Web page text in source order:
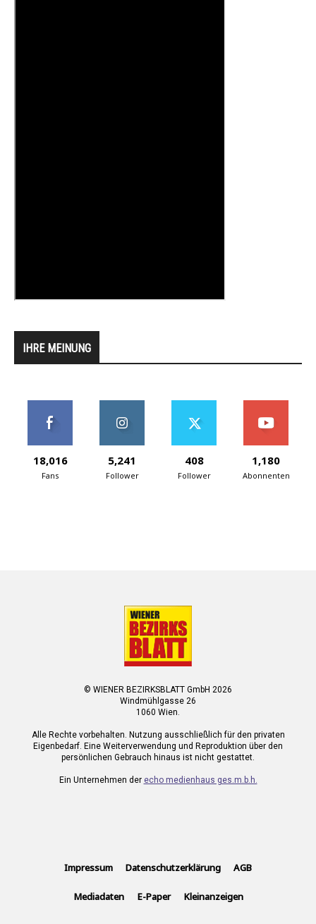
IHRE MEINUNG
18,016
Fans
5,241
Follower
408
Follower
1,180
Abonnenten
© WIENER BEZIRKSBLATT GmbH 2026
Windmühlgasse 26
1060 Wien.
Alle Rechte vorbehalten. Nutzung ausschließlich für den privaten
Eigenbedarf. Eine Weiterverwendung und Reproduktion über den
persönlichen Gebrauch hinaus ist nicht gestattet.
Ein Unternehmen der echo medienhaus ges.m.b.h.
Impressum Datenschutzerklärung AGB
Mediadaten E-Paper Kleinanzeigen